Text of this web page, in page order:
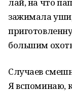
зажимала
большим
Случаев
Я вспоминаю,